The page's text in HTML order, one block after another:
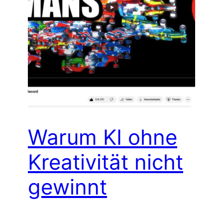
Warum KI ohne
Kreativität nicht
gewinnt